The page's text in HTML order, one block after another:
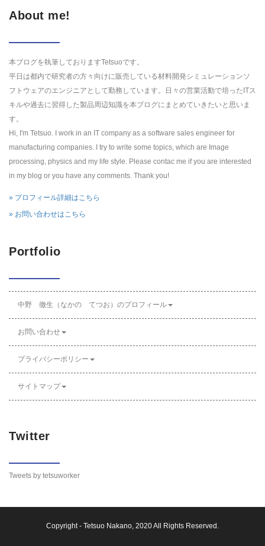
About me!
本ブログを執筆しておりますTetsuoです。
平日は都内で研究者の方々向けに販売している材料開発シミュレーションソ
フトウェアのエンジニアとして勤務しています。日々の営業活動で培ったITス
キルや過去に習得した製品周辺知識を本ブログにまとめていきたいと思いま
す。
Hi, I'm Tetsuo. I work in an IT company as a software sales engineer for
manufacturing companies. I try to write some topics, which are Image
processing, physics and my life style. Please contac me if you are interested
in my blog or you have any comments. Thank you!
» プロフィール詳細はこちら
» お問い合わせはこちら
Portfolio
中野 徹生（なかの てつお）のプロフィール
お問い合わせ
プライバシーポリシー
サイトマップ
Twitter
Tweets by tetsuworker
Copyright - Tetsuo Nakano, 2020 All Rights Reserved.